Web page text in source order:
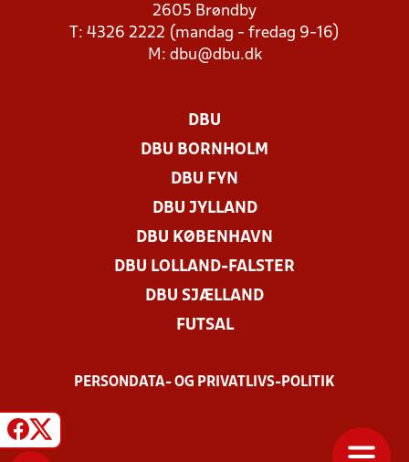
2605 Brøndby
T: 4326 2222 (mandag - fredag 9-16)
M: dbu@dbu.dk
DBU
DBU BORNHOLM
DBU FYN
DBU JYLLAND
DBU KØBENHAVN
DBU LOLLAND-FALSTER
DBU SJÆLLAND
FUTSAL
PERSONDATA- OG PRIVATLIVS-POLITIK